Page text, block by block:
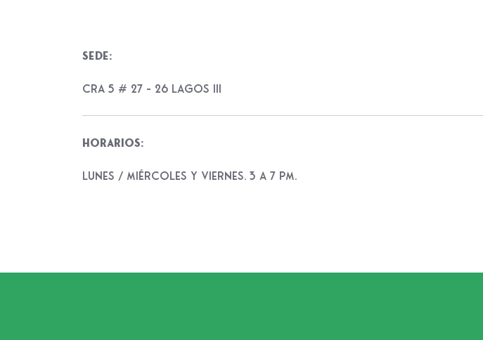
Sede:
Cra 5 # 27 – 26 Lagos III
Horarios:
LUNES / MIÉRCOLES Y VIERNES. 3 a 7 pm.